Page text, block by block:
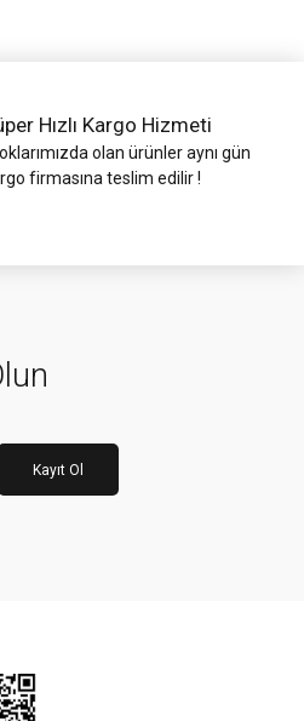
Hızlı Kargo Hizmeti
olan ürünler aynı gün
firmasına teslim edilir !
Kayıt Ol